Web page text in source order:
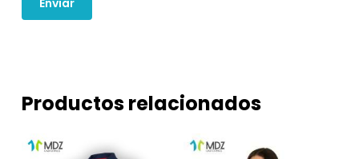
Productos relacionados